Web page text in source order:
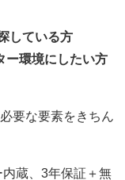
している方
ー環境にしたい方
要な要素をきちん
蔵、3年保証＋無